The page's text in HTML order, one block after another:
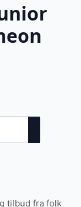
tilbud fra folk